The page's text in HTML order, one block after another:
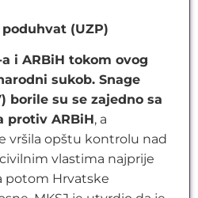
(UZP)
i ARBiH tokom ovog
sukob. Snage
borile su se zajedno sa
protiv ARBiH, a
vršila opštu kontrolu nad
vlastima najprije
potom Hrvatske